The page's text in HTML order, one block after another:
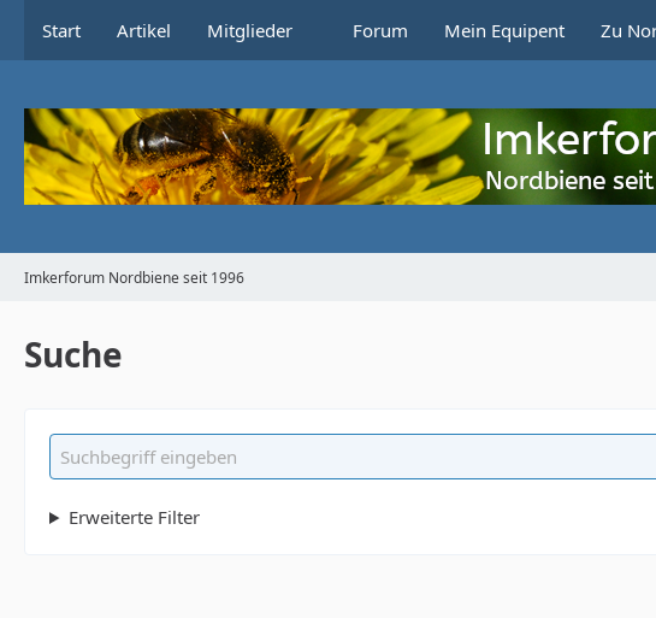
Start Artikel Mitglieder Forum Mein Equipent Zu
Imkerforum Nordbiene seit 1996
Suche
Erweiterte Filter